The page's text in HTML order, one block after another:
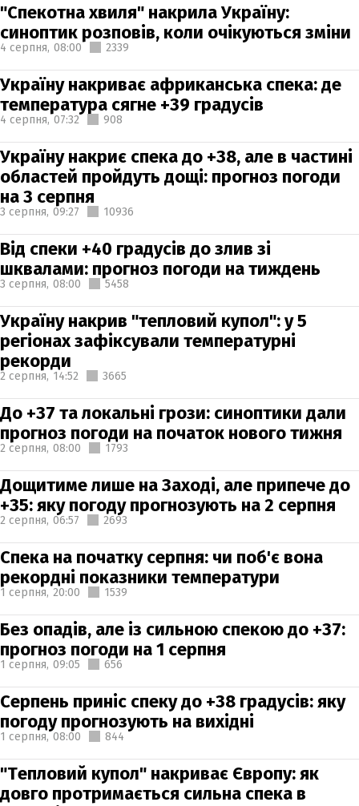
"Спекотна хвиля" накрила Україну:
синоптик розповів, коли очікуються зміни
4 серпня, 08:00 2339
Україну накриває африканська спека: де
температура сягне +39 градусів
4 серпня, 07:32 908
Україну накриє спека до +38, але в частині
областей пройдуть дощі: прогноз погоди
на 3 серпня
3 серпня, 09:27 10936
Від спеки +40 градусів до злив зі
шквалами: прогноз погоди на тиждень
3 серпня, 08:00 5458
Україну накрив "тепловий купол": у 5
регіонах зафіксували температурні
рекорди
2 серпня, 14:52 3665
До +37 та локальні грози: синоптики дали
прогноз погоди на початок нового тижня
2 серпня, 08:00 1793
Дощитиме лише на Заході, але припече до
+35: яку погоду прогнозують на 2 серпня
2 серпня, 06:57 2693
Спека на початку серпня: чи поб'є вона
рекордні показники температури
1 серпня, 20:00 1539
Без опадів, але із сильною спекою до +37:
прогноз погоди на 1 серпня
1 серпня, 09:05 656
Серпень приніс спеку до +38 градусів: яку
погоду прогнозують на вихідні
1 серпня, 08:00 844
"Тепловий купол" накриває Європу: як
довго протримається сильна спека в